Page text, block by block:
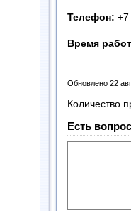
Телефон: +7
Время
Обновлено 22
Количество
Есть